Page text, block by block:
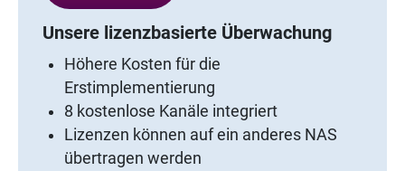
Unsere lizenzbasierte Überwachung
Höhere Kosten für die
Erstimplementierung
8 kostenlose Kanäle integriert
Lizenzen können auf ein anderes NAS
übertragen werden